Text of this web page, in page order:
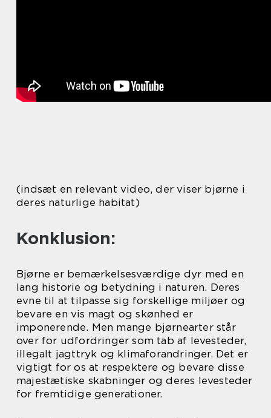
(indsæt en relevant video, der viser bjørne i
deres naturlige habitat)
Konklusion:
Bjørne er bemærkelsesværdige dyr med en
lang historie og betydning i naturen. Deres
evne til at tilpasse sig forskellige miljøer og
bevare en vis magt og skønhed er
imponerende. Men mange bjørnearter står
over for udfordringer som tab af levesteder,
illegalt jagttryk og klimaforandringer. Det er
vigtigt for os at respektere og bevare disse
majestætiske skabninger og deres levesteder
for fremtidige generationer.